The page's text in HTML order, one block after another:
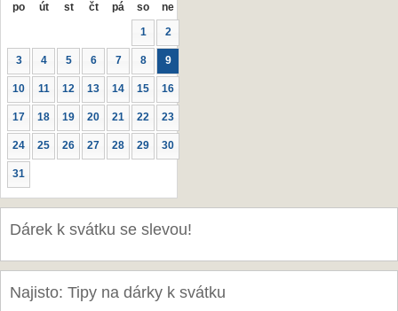
po út st čt pá so ne
1 2
3 4 5 6 7 8 9
10 11 12 13 14 15 16
17 18 19 20 21 22 23
24 25 26 27 28 29 30
31
Dárek k svátku se slevou!
Najisto: Tipy na dárky k svátku